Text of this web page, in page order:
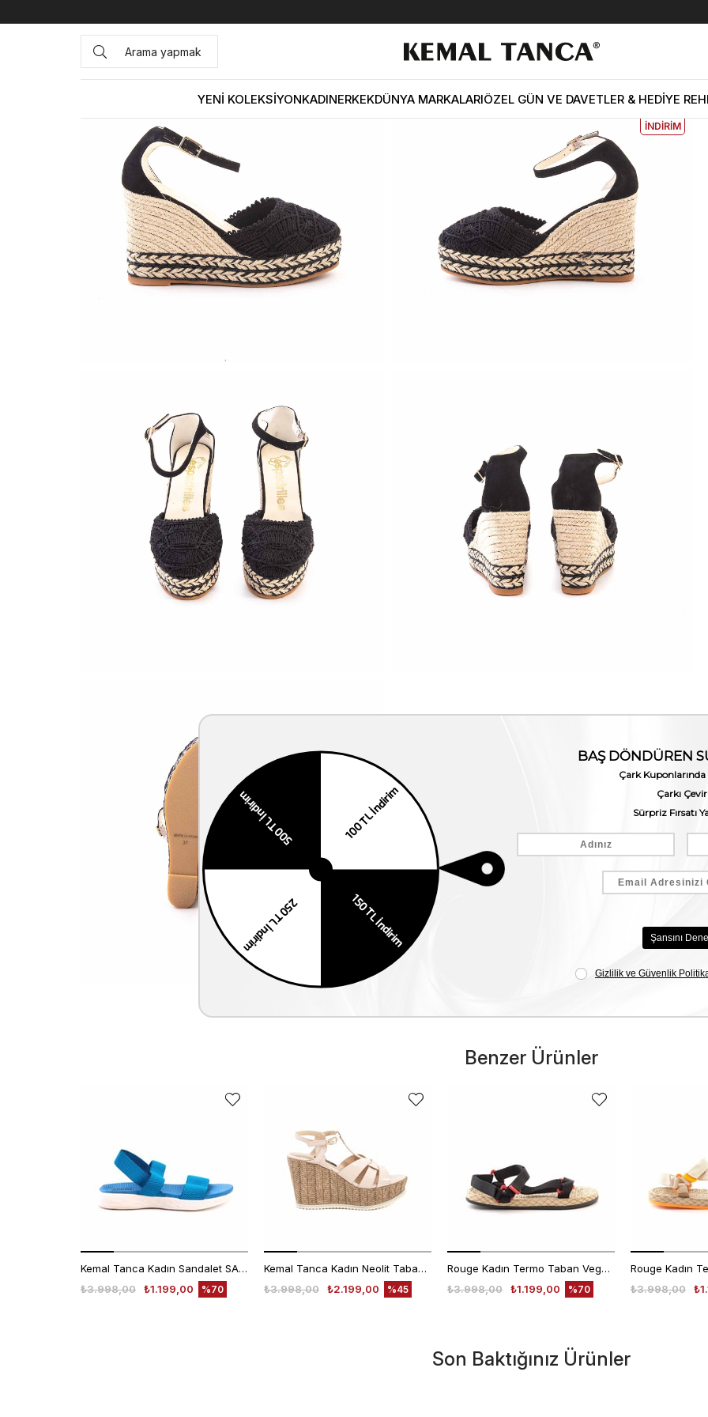
YENİ KOLEKSİYONKADINERKEKDÜNYA MARKALARIÖZEL GÜN VE DAVETLER & HEDİYE
Anasayfa KADIN AYAKKABI Sandalet ATOS MACRAME
KODUYLA
%5
İNDİRİM
Benzer Ürünler
Kemal Tanca Kadın Sandalet SANDALET
₺1.199,00
₺3.998,00 %70
Kemal Tanca Kadın Neolit Taban Dolgu Topuklu Sandalet 1573
₺2.199,00
₺3.998,00 %45
Rouge Kadın Termo Taban Vegan Cırt Bantlı Siyah Sandalet 1001
₺1.199,00
₺3.998,00 %70 ₺3.998,00
Son Baktığınız Ürünler